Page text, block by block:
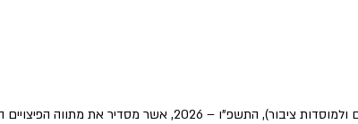
ביום 4 במאי 2026 נכנס לתוקף חוק התוכנית לסיוע כלכלי (הוראת שעה) (סיוע לעסקים ולמוסדות ציבור),